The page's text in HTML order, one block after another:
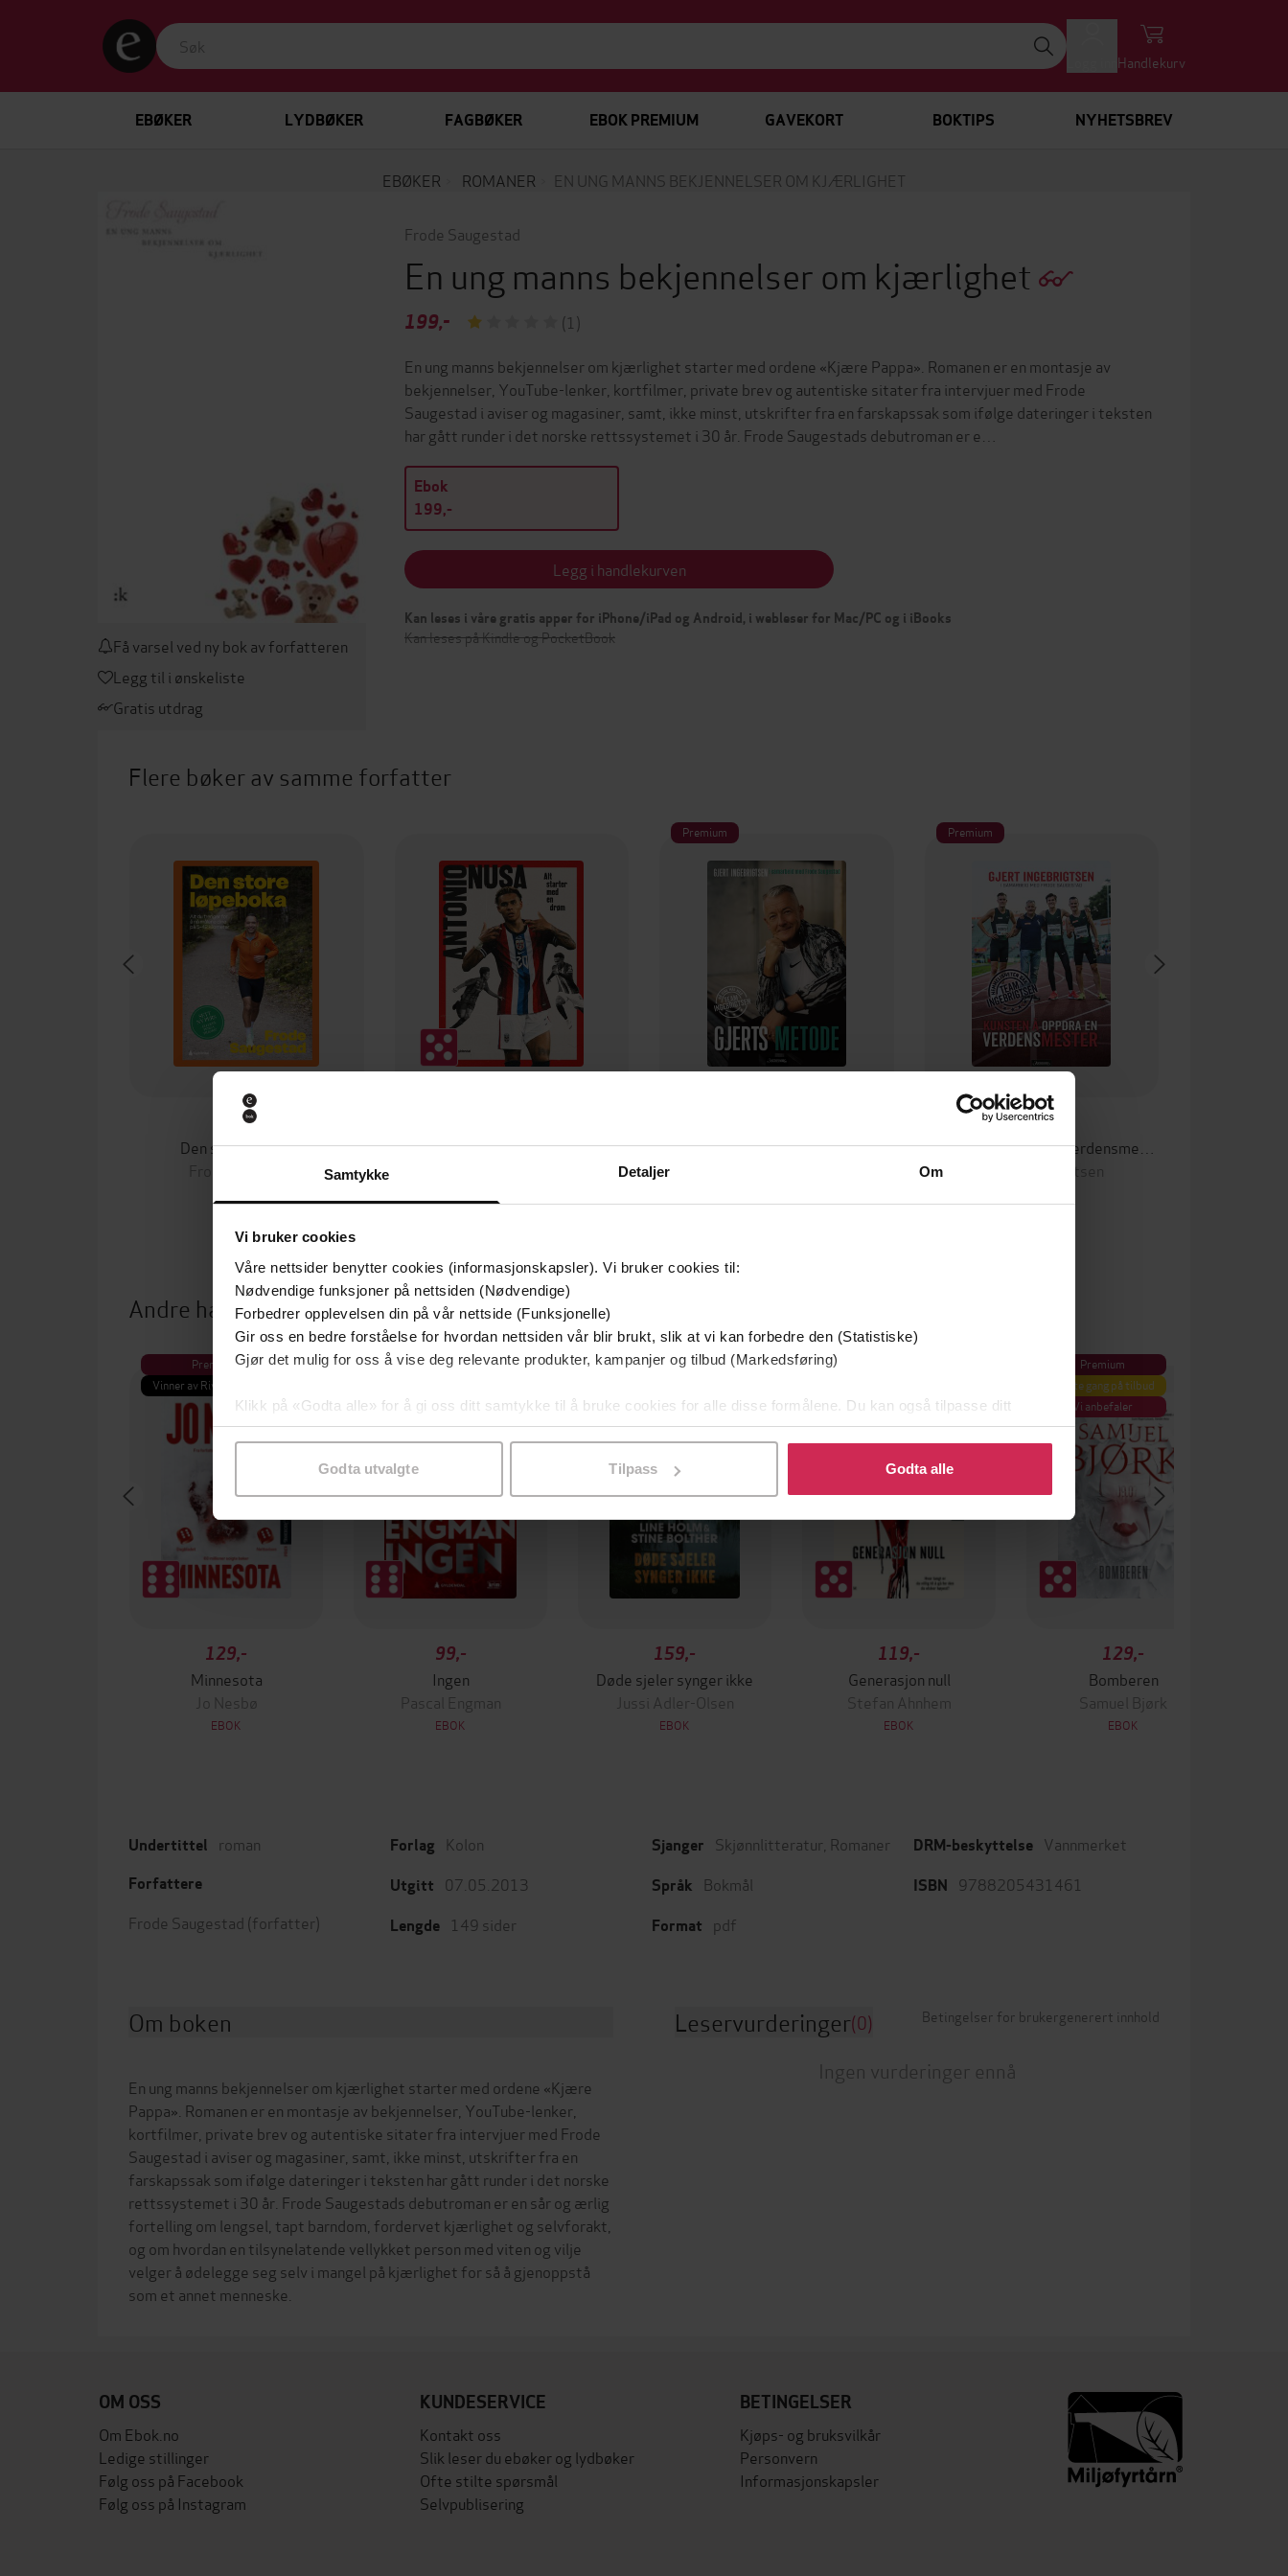
Samtykke Detaljer Om
Vi bruker cookies
Våre nettsider benytter cookies (informasjonskapsler). Vi bruker cookies til:
Nødvendige funksjoner på nettsiden (Nødvendige)
Forbedrer opplevelsen din på vår nettside (Funksjonelle)
Gir oss en bedre forståelse for hvordan nettsiden vår blir brukt, slik at vi kan forbedre den (Statistiske)
Gjør det mulig for oss å vise deg relevante produkter, kampanjer og tilbud (Markedsføring)
Klikk på «Godta alle» for å gi oss ditt samtykke til å bruke cookies for alle disse formålene. Du kan også tilpasse ditt
samtykke til spesifikke formål ved å klikke på «Tilpass». Du kan når som helst trekke tilbake eller endre ditt samtykke.
Godta utvalgte Tilpass Godta alle
Handlekurv
EBØKER LYDBØKER FAGBØKER EBOK PREMIUM GAVEKORT BOKTIPS NYHETSBREV
EBØKER ROMANER EN UNG MANNS BEKJENNELSER OM KJÆRLIGHET
Få varsel ved ny bok av forfatteren
Legg til i ønskeliste
Gratis utdrag
Frode Saugestad
En ung manns bekjennelser om kjærlighet
199,-
(1)
En ung manns bekjennelser om kjærlighet starter med ordene «Kjære Pappa». Romanen er en montasje av
bekjennelser, YouTube-lenker, kortfilmer, private brev og autentiske sitater fra intervjuer med Frode
Saugestad i aviser og magasiner, samt, ikke minst, utskrifter fra en farskapssak som ifølge dateringer i teksten
har gått runder i det norske rettssystemet i 30 år. Frode Saugestads debutroman er e…
Ebok
199,-
Legg i handlekurven
Kan leses i våre gratis apper for iPhone/iPad og Android, i webleser for Mac/PC og i iBooks
Kan leses på Kindle og PocketBook
Flere bøker av samme forfatter
349,-
Den store løpeboka
Frode Saugestad
Alt starter med en drøm
Premium
Gjerts metode
Premium
179,-
Gjert Ingebrigtsen
Andre har også kjøpt
Premium
Vinner av Rivertonprisen
129,-
Minnesota
Jo Nesbø
EBOK
99,-
Ingen
Pascal Engman
EBOK
Første gang på tilbud
159,-
Døde sjeler synger ikke
Jussi Adler-Olsen
EBOK
119,-
Generasjon null
Stefan Ahnhem
EBOK
Premium
Første gang på tilbud
Vi anbefaler
129,-
Bomberen
Samuel Bjørk
EBOK
Undertittel roman
Forfattere
Frode Saugestad (forfatter)
Forlag Kolon
Utgitt 07.05.2013
Lengde 149 sider
Sjanger Skjønnlitteratur Romaner
Språk Bokmål
Format pdf
DRM-beskyttelse Vannmerket
ISBN 9788205431461
Om boken
En ung manns bekjennelser om kjærlighet starter med ordene «Kjære
Pappa». Romanen er en montasje av bekjennelser, YouTube-lenker,
kortfilmer, private brev og autentiske sitater fra intervjuer med Frode
Saugestad i aviser og magasiner, samt, ikke minst, utskrifter fra en
farskapssak som ifølge dateringer i teksten har gått runder i det norske
rettssystemet i 30 år. Frode Saugestads debutroman er en sår og ærlig
fortelling om lengsel, tapt barndom, fordervet kjærlighet og selvforakt,
og om hvordan en tilsynelatende vellykket person med viten og vilje
velger å ødelegge seg selv i mangel på kjærlighet for så å gjenoppstå
Leservurderinger(0) Betingelser for brukergenerert innhold
Ingen vurderinger ennå
OM OSS
Om Ebok.no
Ledige stillinger
Følg oss på Facebook
Følg oss på Instagram
KUNDESERVICE
Kontakt oss
Slik leser du ebøker og lydbøker
Ofte stilte spørsmål
Selvpublisering
BETINGELSER
Kjøps- og bruksvilkår
Personvern
Informasjonskapsler